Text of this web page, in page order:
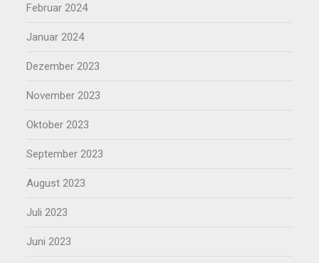
Februar 2024
Januar 2024
Dezember 2023
November 2023
Oktober 2023
September 2023
August 2023
Juli 2023
Juni 2023